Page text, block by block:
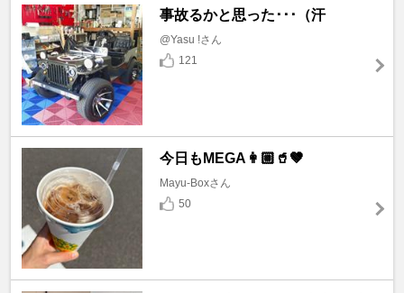
事故るかと思った･･･（汗
@Yasu !さん
121
今日もMEGA👩🏼🥤🤎
Mayu-Boxさん
50